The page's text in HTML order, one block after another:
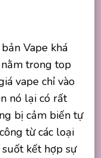
Vape khá
trong top
vape chỉ vào
nó lại có rất
bị cảm biến tự
từ các loại
kết hợp sự